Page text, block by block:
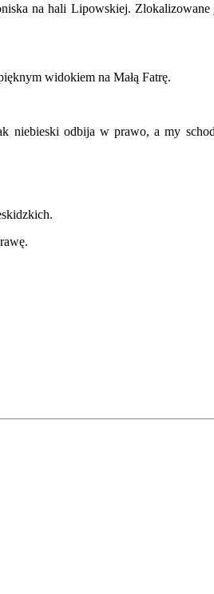
na hali Lipowskiej.
widokiem na Małą Fatrę.
niebieski odbija w prawo, a my